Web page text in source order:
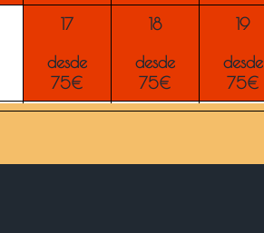
17 18 19
desde
75€
desde
75€
desde
75€